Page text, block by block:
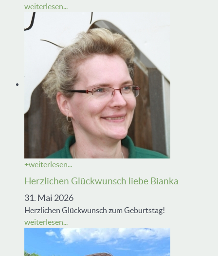
weiterlesen...
+weiterlesen...
Herzlichen Glückwunsch liebe Bianka
31. Mai 2026
Herzlichen Glückwunsch zum Geburtstag!
weiterlesen...